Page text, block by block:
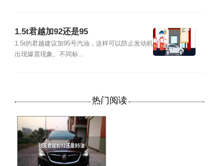
1.5t君越加92还是95
1.5t的君越建议加95号汽油，这样可以防止发动机
出现爆震现象。不同标...
热门阅读